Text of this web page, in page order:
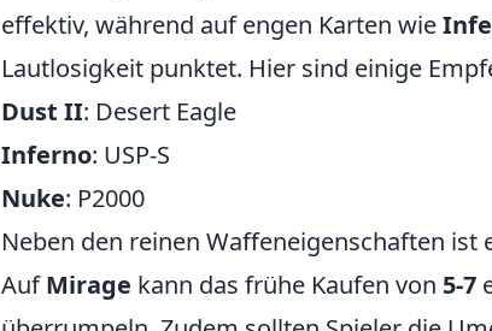
effektiv, während auf engen Karten wie
Lautlosigkeit punktet. Hier sind einige
Dust II: Desert Eagle
Inferno: USP-S
Nuke: P2000
Neben den reinen Waffeneigenschaften
AufMirage kann das frühe Kaufen von 5-7